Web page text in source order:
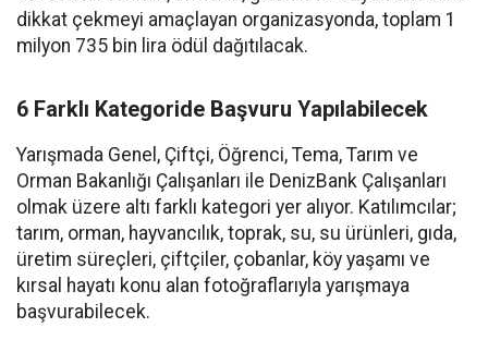
dikkat çekmeyi amaçlayan organizasyonda, toplam 1
milyon 735 bin lira ödül dağıtılacak.
6 Farklı Kategoride Başvuru Yapılabilecek
Yarışmada Genel, Çiftçi, Öğrenci, Tema, Tarım ve
Orman Bakanlığı Çalışanları ile DenizBank Çalışanları
olmak üzere altı farklı kategori yer alıyor. Katılımcılar;
tarım, orman, hayvancılık, toprak, su, su ürünleri, gıda,
üretim süreçleri, çiftçiler, çobanlar, köy yaşamı ve
kırsal hayatı konu alan fotoğraflarıyla yarışmaya
başvurabilecek.